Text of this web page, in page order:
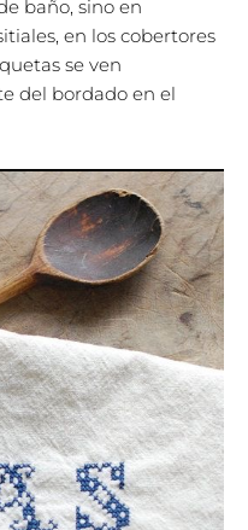
baño, sino en
en los cobertores
se ven
del bordado en el